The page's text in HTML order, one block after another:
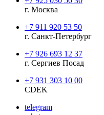
г. Москва
+7 911 920 53 50
г. Санкт-Петербург
+7 926 693 12 37
г. Сергиев Посад
+7 931 303 10 00
CDEK
telegram